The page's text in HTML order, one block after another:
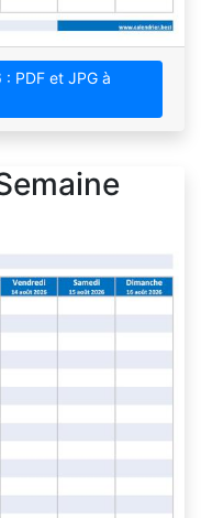
PDF et JPG à